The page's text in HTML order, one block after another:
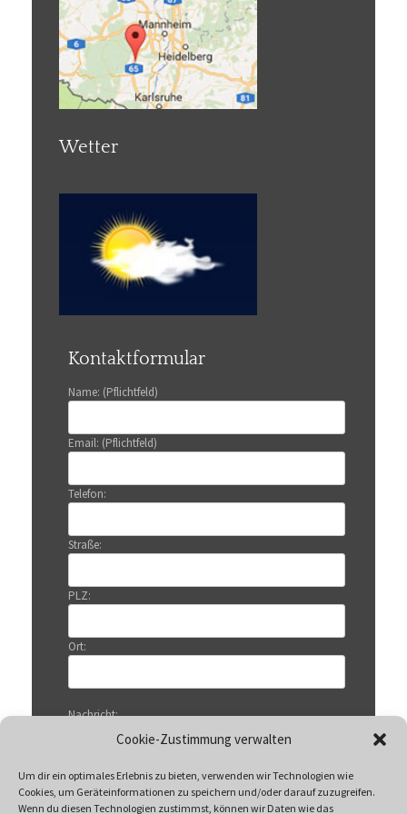
Cookie-Zustimmung verwalten
Um dir ein optimales Erlebnis zu bieten, verwenden wir Technologien wie
Cookies, um Geräteinformationen zu speichern und/oder darauf zuzugreifen.
Wenn du diesen Technologien zustimmst, können wir Daten wie das
Wetter
Kontaktformular
Name: (Pflichtfeld)
Email: (Pflichtfeld)
Telefon:
Straße:
PLZ:
Ort:
Nachricht: